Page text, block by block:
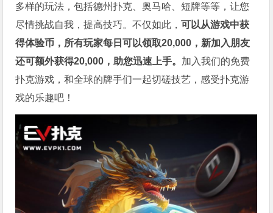
多样的玩法，包括德州扑克、奥马哈、短牌等等，让您
尽情挑战自我，提高技巧。不仅如此，可以从游戏中获
得体验币，所有玩家每日可以领取20,000，新加入朋友
还可额外获得20,000，助您迅速上手。 加入我们的免费
扑克游戏，和全球的牌手们一起切磋技艺，感受扑克游
戏的乐趣吧！